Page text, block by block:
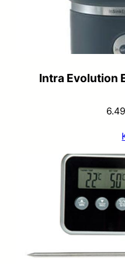
Intra Evolution